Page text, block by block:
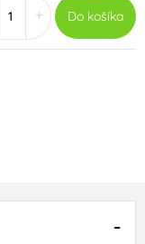
+ Do košíka